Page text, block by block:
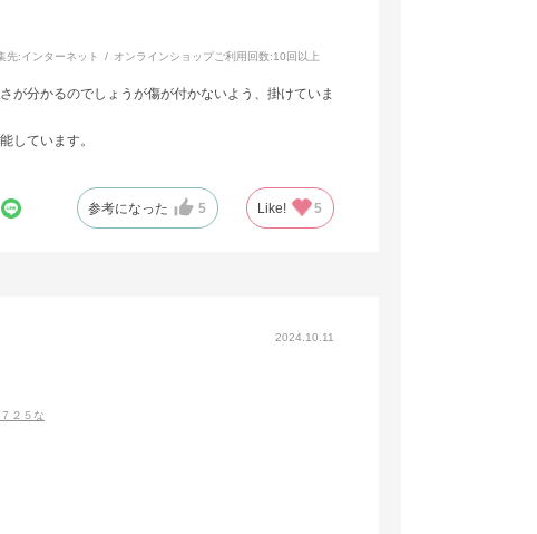
先:インターネット オンラインショップご利用回数:10回以上
が分かるのでしょうが傷が付かないよう、掛けていま
しています。
参考になった 5 Like! 5
2024.10.11
２５な